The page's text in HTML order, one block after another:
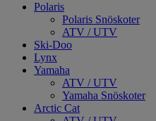
Polaris
Polaris Snöskoter
ATV / UTV
Ski-Doo
Lynx
Yamaha
ATV / UTV
Yamaha Snöskoter
Arctic Cat